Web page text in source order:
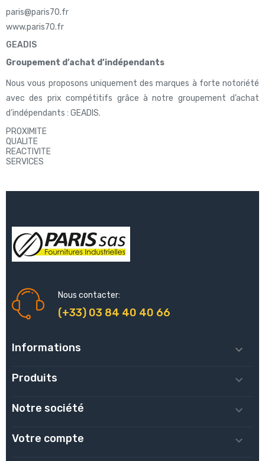
paris@paris70.fr
www.paris70.fr
GEADIS
Groupement d’achat d’indépendants
Nous vous proposons uniquement des marques à forte notoriété
avec des prix compétitifs grâce à notre groupement d’achat
d’indépendants : GEADIS.
PROXIMITE
QUALITE
REACTIVITE
SERVICES
Nous contacter:
(+33) 03 84 40 40 66
Informations 
Produits 
Notre société 
Votre compte 